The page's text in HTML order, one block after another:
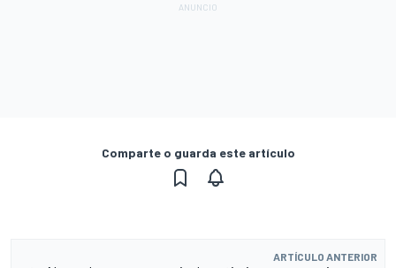
Comparte o guarda este artículo
ARTÍCULO ANTERIOR